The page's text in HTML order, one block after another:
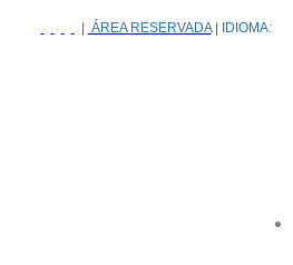
ÁREA RESERVADA| IDIOMA: